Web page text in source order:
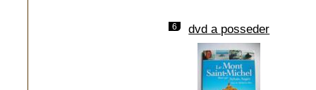
dvd a posseder
6